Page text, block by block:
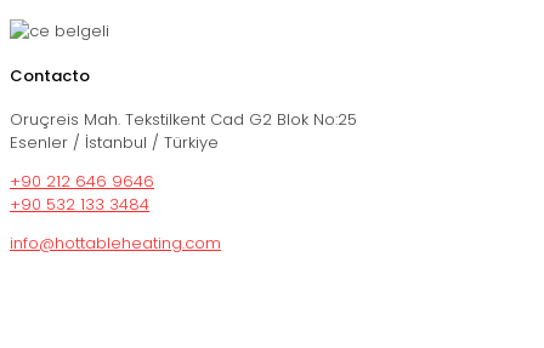
Contacto
Oruçreis Mah. Tekstilkent Cad G2 Blok No:25
Esenler / İstanbul / Türkiye
+90 212 646 9646
+90 532 133 3484
info@hottableheating.com